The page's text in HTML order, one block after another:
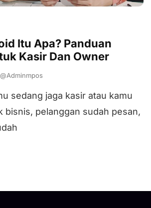
Itu Apa? Panduan
Kasir Dan Owner
@adminmpos
sedang jaga kasir atau kamu
bisnis, pelanggan sudah pesan,